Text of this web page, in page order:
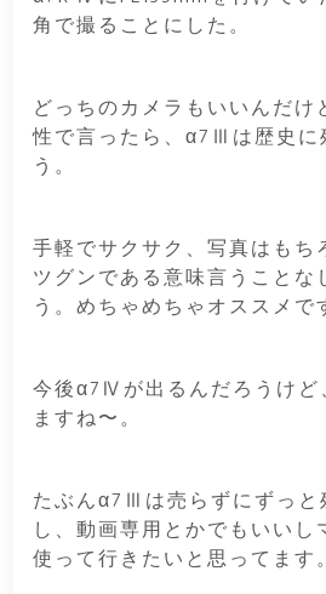
角で撮ることにした。
どっちのカメラもいいんだけ
性で言ったら、α7Ⅲは歴史に
う。
手軽でサクサク、写真はもち
ツグンである意味言うことな
う。めちゃめちゃオススメで
今後α7Ⅳが出るんだろうけど
ますね〜。
たぶんα7Ⅲは売らずにずっと
し、動画専用とかでもいいし
使って行きたいと思ってます。